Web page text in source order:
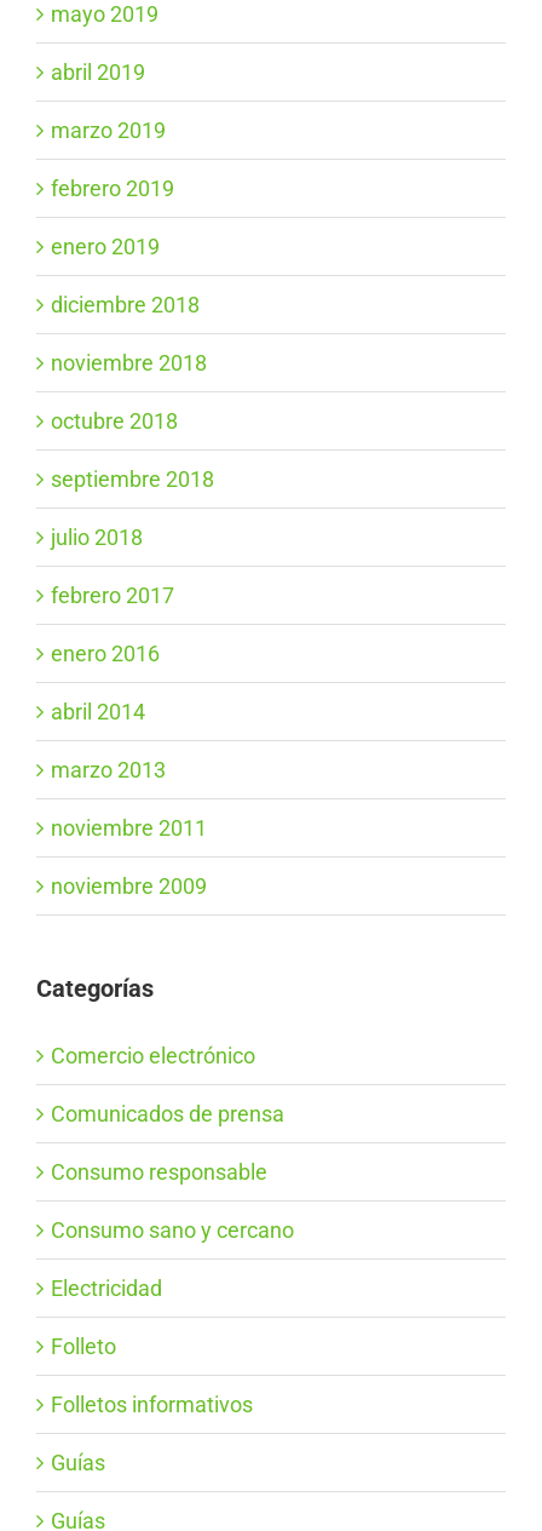
mayo 2019
abril 2019
marzo 2019
febrero 2019
enero 2019
diciembre 2018
noviembre 2018
octubre 2018
septiembre 2018
julio 2018
febrero 2017
enero 2016
abril 2014
marzo 2013
noviembre 2011
noviembre 2009
Categorías
Comercio electrónico
Comunicados de prensa
Consumo responsable
Consumo sano y cercano
Electricidad
Folleto
Folletos informativos
Guías
Guías